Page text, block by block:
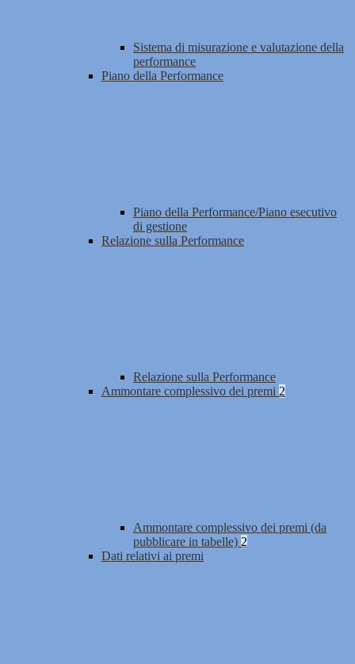
Sistema di misurazione e valutazione della
performance
Piano della Performance
Piano della Performance/Piano esecutivo
di gestione
Relazione sulla Performance
Relazione sulla Performance
Ammontare complessivo dei premi 2
Ammontare complessivo dei premi (da
pubblicare in tabelle) 2
Dati relativi ai premi